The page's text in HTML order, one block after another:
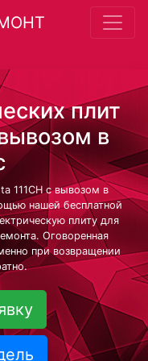
плит
в
111CH с вывозом в
нашей бесплатной
плиту для
Оговоренная
при возвращении